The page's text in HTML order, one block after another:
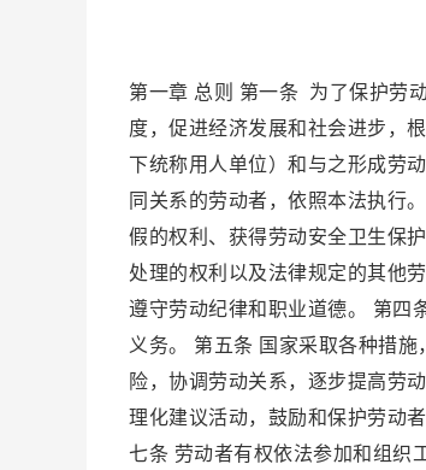
第一章 总则 第一条 为了保护劳
度，促进经济发展和社会进步，
下统称用人单位）和与之形成劳
同关系的劳动者，依照本法执行
假的权利、获得劳动安全卫生保
处理的权利以及法律规定的其他
遵守劳动纪律和职业道德。 第四
义务。 第五条 国家采取各种措
险，协调劳动关系，逐步提高劳
理化建议活动，鼓励和保护劳动
七条 劳动者有权依法参加和组织